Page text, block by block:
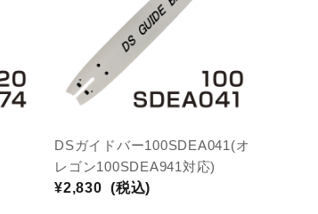
DSガイドバー100SDEA041(オ
レゴン100SDEA941対応)
¥2,830 (税込)